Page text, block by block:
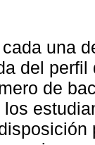
una
del
de